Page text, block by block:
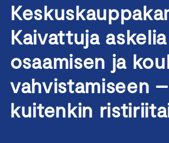
Kaivattuja askelia
osaamisen ja
vahvistamiseen
kuitenkin